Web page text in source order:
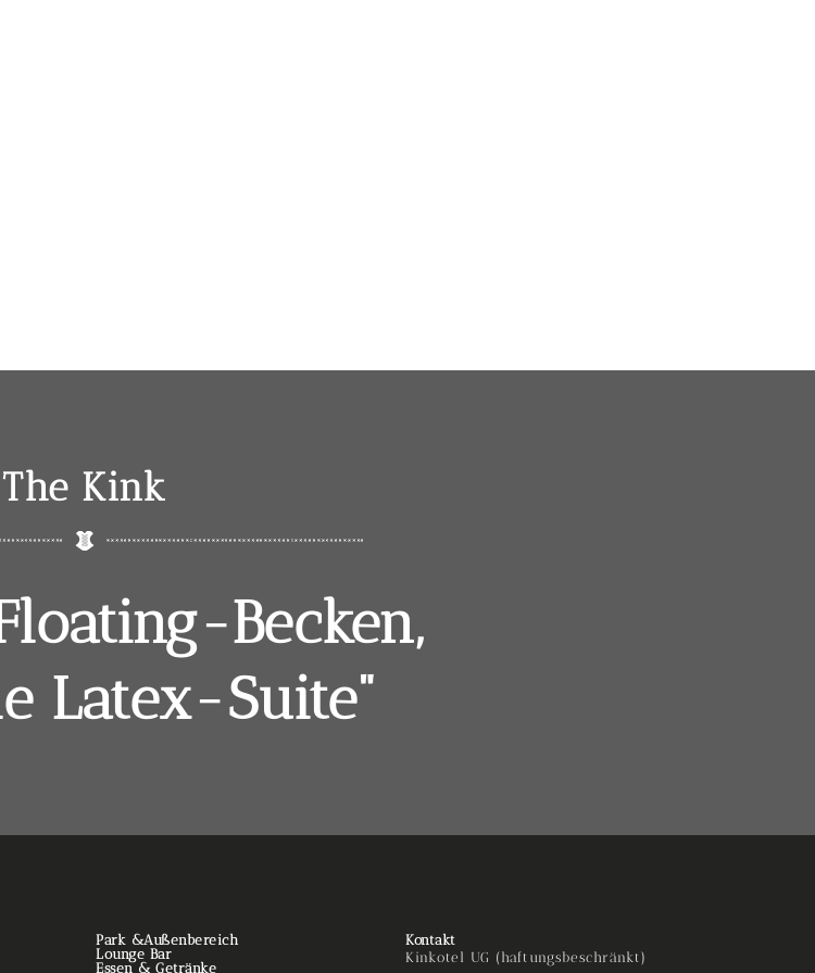
The Kink
Becken,
Latex-Suite"
Park &Außenbereich
Lounge Bar
Essen & Getränke
Kontakt
Kinkotel UG (haftungsbeschränkt)